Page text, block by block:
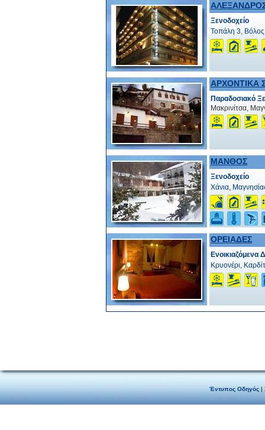
Ξενοδοχείο
Τοπάλη 3,
ΑΡΧΟΝΤΙΚΑ
Παραδοσιακό
Μακρινίτσα,
ΜΑΝΘΟΣ
Ξενοδοχείο
Χάνια,
ΟΡΕΙΑΔΕΣ
Ενοικιαζόμενα
Κρυονέρι,
Έντυπος Οδηγός|